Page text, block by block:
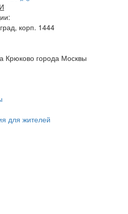
корп. 1444
Крюково города Москвы
для жителей